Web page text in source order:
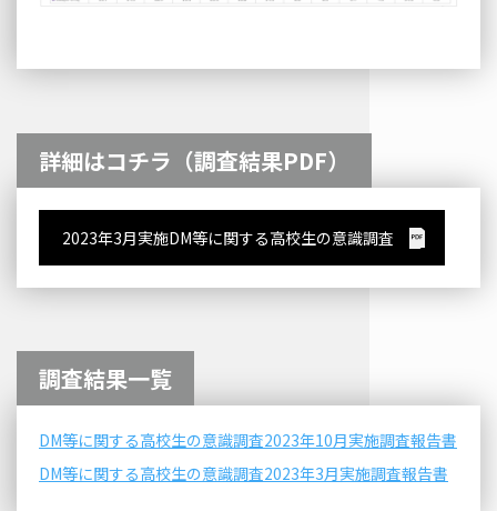
詳細はコチラ（調査結果PDF）
2023年3月実施DM等に関する高校生の意識調査
調査結果一覧
DM等に関する高校生の意識調査2023年10月実施調査報告書
DM等に関する高校生の意識調査2023年3月実施調査報告書